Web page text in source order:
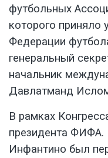
футбольных
которого приняло
Федерации
генеральный
начальник
Давлатманд
В рамках
президента
Инфантино был